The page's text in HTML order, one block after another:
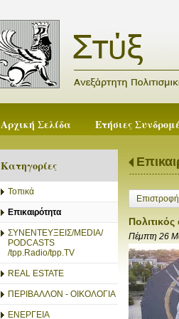
Αρχική Σελίδα Ετήσιες
Κατηγορίες
Τοπικά
Επικαιρότητα
ΣΥΝΕΝΤΕΥΞΕΙΣ/MEDIA/
PODCASTS
/tpp.Radio/tpp.TV
REAL ESTATE
ΠΕΡΙΒΑΛΛΟΝ - ΟΙΚΟΛΟΓΙΑ
ΕΝΕΡΓΕΙΑ
Επιστροφή
Πέμπτη 26